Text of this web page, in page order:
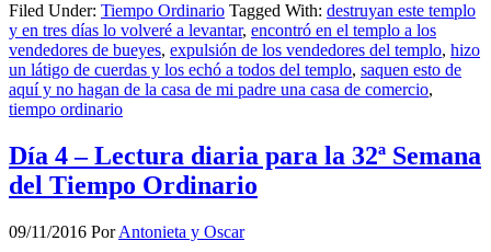
Filed Under: Tiempo Ordinario Tagged With: destruyan este templo
y en tres días lo volveré a levantar, encontró en el templo a los
vendedores de bueyes, expulsión de los vendedores del templo, hizo
un látigo de cuerdas y los echó a todos del templo, saquen esto de
aquí y no hagan de la casa de mi padre una casa de comercio,
tiempo ordinario
Día 4 – Lectura diaria para la 32ª Semana
del Tiempo Ordinario
09/11/2016 PorAntonieta y Oscar